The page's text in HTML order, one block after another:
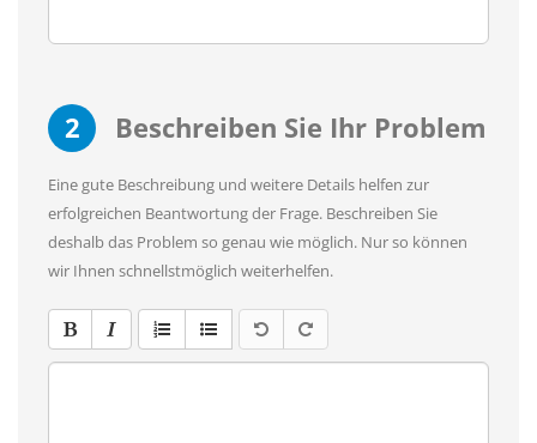
2 Beschreiben Sie Ihr Problem
Eine gute Beschreibung und weitere Details helfen zur
erfolgreichen Beantwortung der Frage. Beschreiben Sie
deshalb das Problem so genau wie möglich. Nur so können
wir Ihnen schnellstmöglich weiterhelfen.